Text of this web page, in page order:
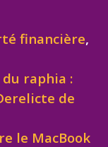
financière,
raphia :
de
le MacBook